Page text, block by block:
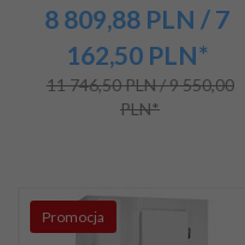
8 809,88 PLN / 7
162,50 PLN*
11 746,50 PLN / 9 550,00
PLN*
Promocja